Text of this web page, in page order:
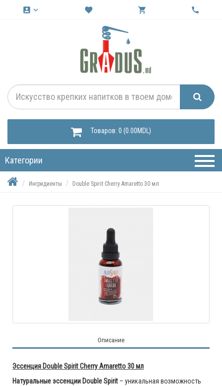
account_box keyboard_arrow_down favorite shopping_cart call
Товаров: 0 (0.00MDL)
Категории
Ингридиенты Double Spirit Cherry Amaretto 30 мл
Описание
Эссенция Double Spirit Cherry Amaretto 30 мл
Натуральные эссенции Double Spirit – уникальная возможность